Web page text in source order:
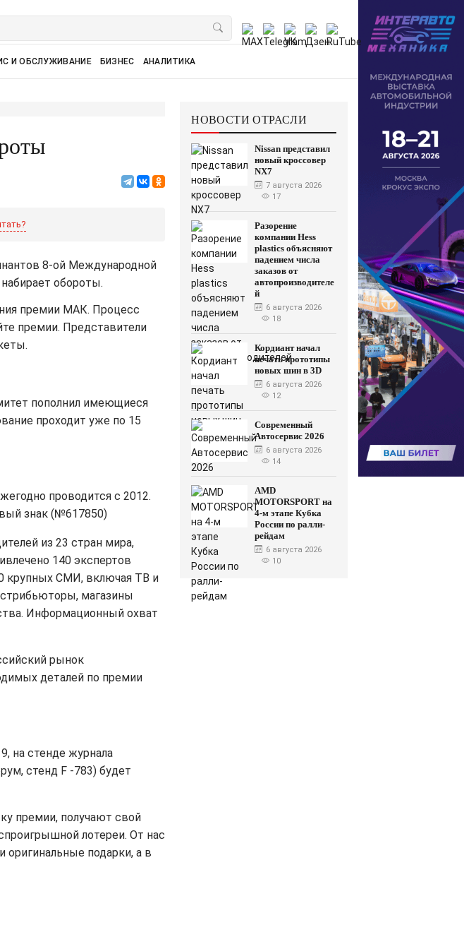
И ОБСЛУЖИВАНИЕ БИЗНЕС АНАЛИТИКА
8-ой Международной
обороты.
премии МАК. Процесс
премии. Представители
пополнил имеющиеся
проходит уже по 15
проводится с 2012.
знак (№617850)
из 23 стран мира,
140 экспертов
крупных СМИ, включая ТВ и
магазины
Информационный охват
рынок
деталей по премии
на стенде журнала
стенд F -783) будет
премии, получают свой
лотереи. От нас
подарки, а в
НОВОСТИ ОТРАСЛИ
Nissan представил
новый кроссовер
NX7
7 августа 2026
17
Разорение
компании Hess
plastics объясняют
падением числа
заказов от
автопроизводителе
й
6 августа 2026
18
Кордиант начал
печать прототипы
новых шин в 3D
6 августа 2026
12
Современный
Автосервис 2026
6 августа 2026
14
AMD
MOTORSPORT на
4-м этапе Кубка
России по ралли-
рейдам
6 августа 2026
10